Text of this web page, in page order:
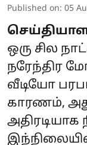
Published on: 05
ஒரு சில
நரேந்திர
வீடியோ
காரணம்,